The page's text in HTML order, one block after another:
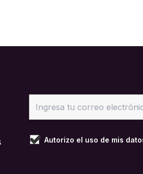
Autorizo el uso de mis